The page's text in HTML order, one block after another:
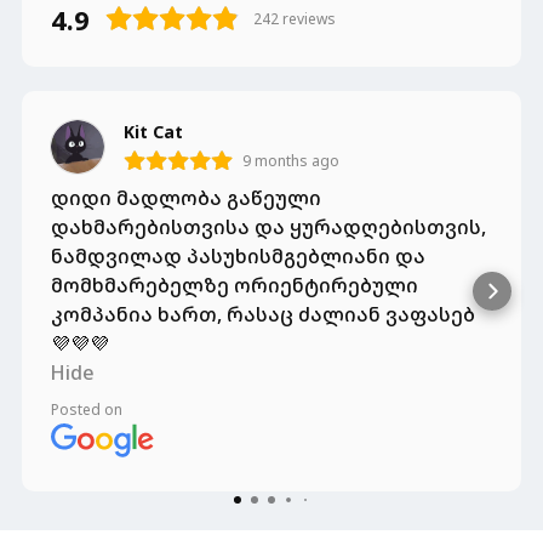
4.9 242 reviews
Kit Cat
9 months ago
დიდი მადლობა გაწეული
დახმარებისთვისა და ყურადღებისთვის,
ნამდვილად პასუხისმგებლიანი და
მომხმარებელზე ორიენტირებული
კომპანია ხართ, რასაც ძალიან ვაფასებ
💜💜💜
Hide
Posted on